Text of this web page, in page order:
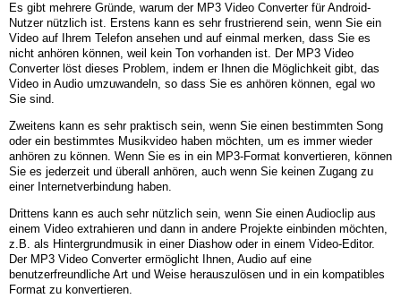
Es gibt mehrere Gründe, warum der MP3 Video Converter für Android-
Nutzer nützlich ist. Erstens kann es sehr frustrierend sein, wenn Sie ein
Video auf Ihrem Telefon ansehen und auf einmal merken, dass Sie es
nicht anhören können, weil kein Ton vorhanden ist. Der MP3 Video
Converter löst dieses Problem, indem er Ihnen die Möglichkeit gibt, das
Video in Audio umzuwandeln, so dass Sie es anhören können, egal wo
Sie sind.
Zweitens kann es sehr praktisch sein, wenn Sie einen bestimmten Song
oder ein bestimmtes Musikvideo haben möchten, um es immer wieder
anhören zu können. Wenn Sie es in ein MP3-Format konvertieren, können
Sie es jederzeit und überall anhören, auch wenn Sie keinen Zugang zu
einer Internetverbindung haben.
Drittens kann es auch sehr nützlich sein, wenn Sie einen Audioclip aus
einem Video extrahieren und dann in andere Projekte einbinden möchten,
z.B. als Hintergrundmusik in einer Diashow oder in einem Video-Editor.
Der MP3 Video Converter ermöglicht Ihnen, Audio auf eine
benutzerfreundliche Art und Weise herauszulösen und in ein kompatibles
Format zu konvertieren.